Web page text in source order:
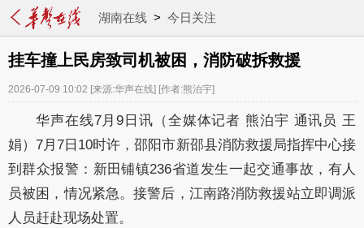
湖南在线> 今日关注
挂车撞上民房致司机被困，消防破拆救援
2026-07-09 10:02 [来源:华声在线] [作者:熊泊宇]
华声在线7月9日讯（全媒体记者 熊泊宇 通讯员 王
娟）7月7日10时许，邵阳市新邵县消防救援局指挥中心接
到群众报警：新田铺镇236省道发生一起交通事故，有人
员被困，情况紧急。接警后，江南路消防救援站立即调派
人员赶赴现场处置。